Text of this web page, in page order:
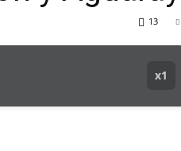
13
x1